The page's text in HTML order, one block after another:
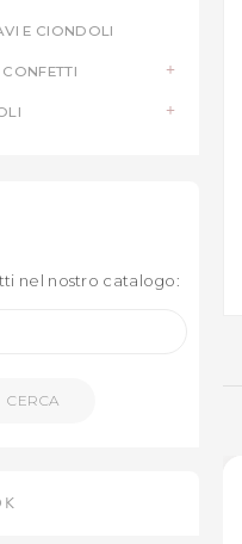
E CIONDOLI
nel nostro catalogo:
CERCA